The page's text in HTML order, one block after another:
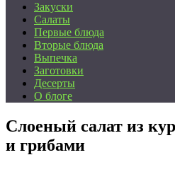
Закуски
Салаты
Первые блюда
Вторые блюда
Выпечка
Заготовки
Десерты
О блоге
Слоеный салат из
и грибами